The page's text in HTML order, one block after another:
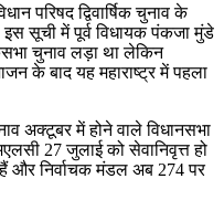
परिषद द्विवार्षिक चुनाव के
इस सूची में पूर्व विधायक पंकजा मुंडे
चुनाव लड़ा था लेकिन
के बाद यह महाराष्ट्र में पहला
अक्टूबर में होने वाले विधानसभा
27 जुलाई को सेवानिवृत्त हो
और निर्वाचक मंडल अब 274 पर